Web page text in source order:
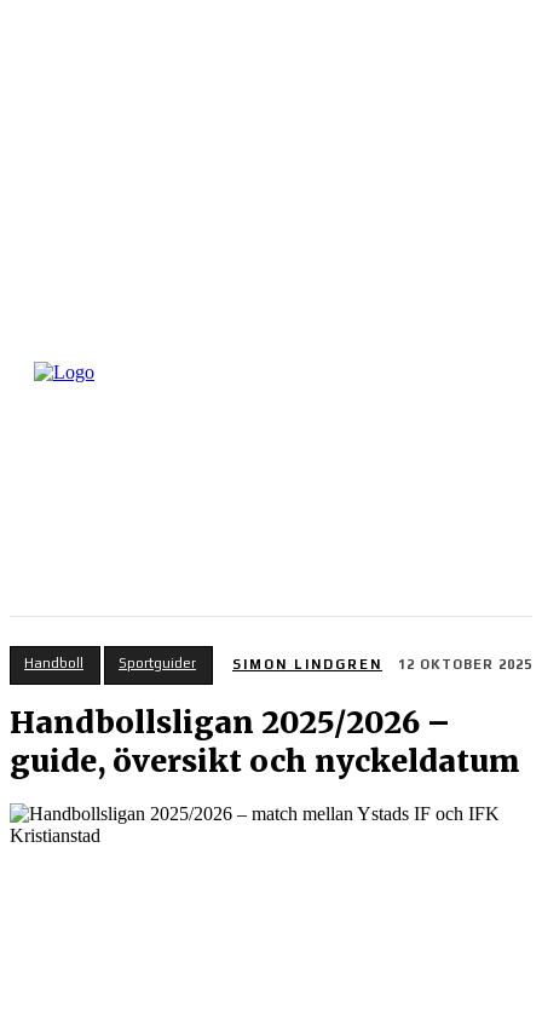
Handboll Sportguider SIMON LINDGREN 12 OKTOBER 2025
Handbollsligan 2025/2026 –
guide, översikt och nyckeldatum